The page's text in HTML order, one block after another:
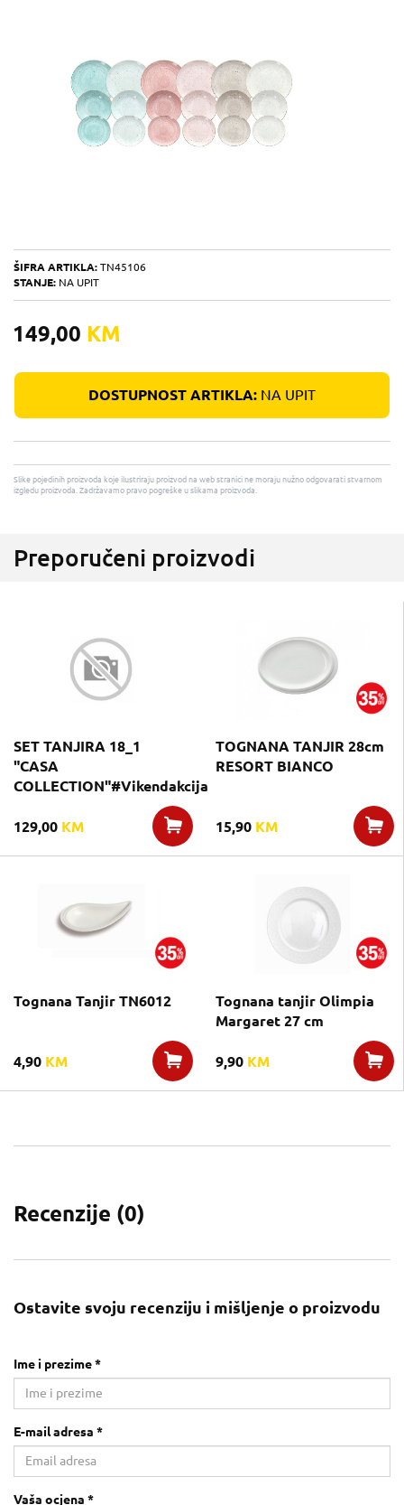
ŠIFRA ARTIKLA: TN45106
STANJE: NA UPIT
149,00 KM
DOSTUPNOST ARTIKLA: NA UPIT
Slike pojedinih proizvoda koje ilustriraju proizvod na web stranici ne moraju nužno odgovarati stvarnom
izgledu proizvoda. Zadržavamo pravo pogreške u slikama proizvoda.
Preporučeni proizvodi
SET TANJIRA 18_1
"CASA
COLLECTION"#Vikendakcija
129,00 KM
TOGNANA TANJIR 28cm
RESORT BIANCO
15,90 KM
Tognana Tanjir TN6012
4,90 KM
Tognana tanjir Olimpia
Margaret 27 cm
9,90 KM
Recenzije (0)
Ostavite svoju recenziju i mišljenje o proizvodu
Ime i prezime *
E-mail adresa *
Vaša ocjena *